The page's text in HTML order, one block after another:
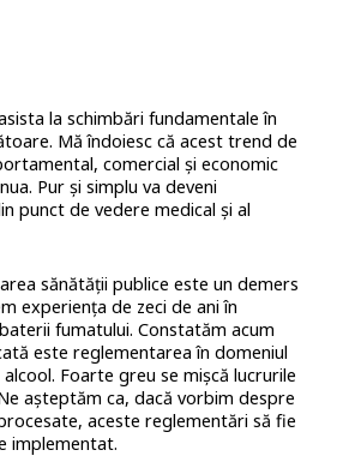
la schimbări fundamentale în
Mă îndoiesc că acest trend de
comercial și economic
Pur și simplu va deveni
punct de vedere medical și al
sănătății publice este un demers
experiența de zeci de ani în
fumatului. Constatăm acum
este reglementarea în domeniul
Foarte greu se mișcă lucrurile
așteptăm ca, dacă vorbim despre
aceste reglementări să fie
implementat.